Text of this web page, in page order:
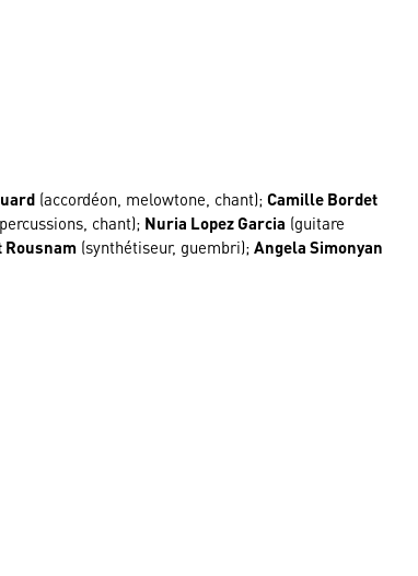
(accordéon, melowtone, chant);Camille Bordet
chant); Nuria Lopez Garcia (guitare
Rousnam (synthétiseur, guembri);Angela Simonyan